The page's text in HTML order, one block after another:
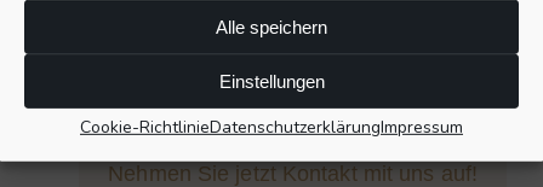
Alle speichern
Einstellungen
Cookie-RichtlinieDatenschutzerklärungImpressum
mit vielen verschiedenen Technologien und
Projekten. Wir können Ihnen auch in
Entscheidungsprozessen wertvolle Hilfe sein.
Nehmen Sie jetzt Kontakt mit uns auf!